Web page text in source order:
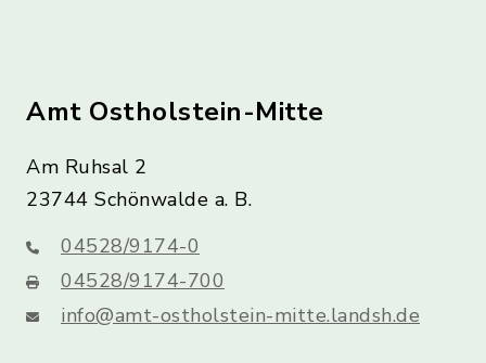
Amt Ostholstein-Mitte
Am Ruhsal 2
23744 Schönwalde a. B.
04528/9174-0
04528/9174-700
info@amt-ostholstein-mitte.landsh.de